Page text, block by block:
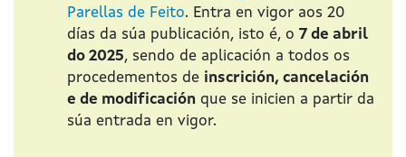
Parellas de Feito. Entra en vigor aos 20
días da súa publicación, isto é, o 7 de abril
do 2025, sendo de aplicación a todos os
procedementos de inscrición, cancelación
e de modificación que se inicien a partir da
súa entrada en vigor.